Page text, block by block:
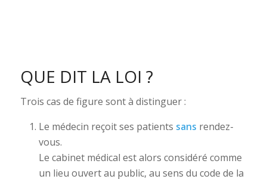
QUE DIT LA LOI ?
Trois cas de figure sont à distinguer :
Le médecin reçoit ses patients sans rendez-
vous.
Le cabinet médical est alors considéré comme
un lieu ouvert au public, au sens du code de la